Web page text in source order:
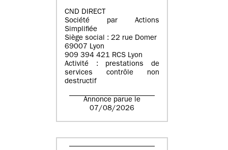
CND DIRECT
Société par Actions
Simplifiée
Siège social : 22 rue Domer
69007 Lyon
909 394 421 RCS Lyon
Activité : prestations de
services contrôle non
destructif
Annonce parue le
07/08/2026